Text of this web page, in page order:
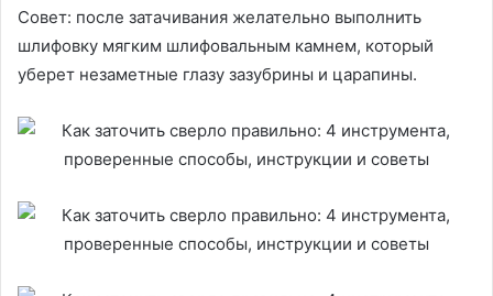
Совет: после затачивания желательно выполнить
шлифовку мягким шлифовальным камнем, который
уберет незаметные глазу зазубрины и царапины.